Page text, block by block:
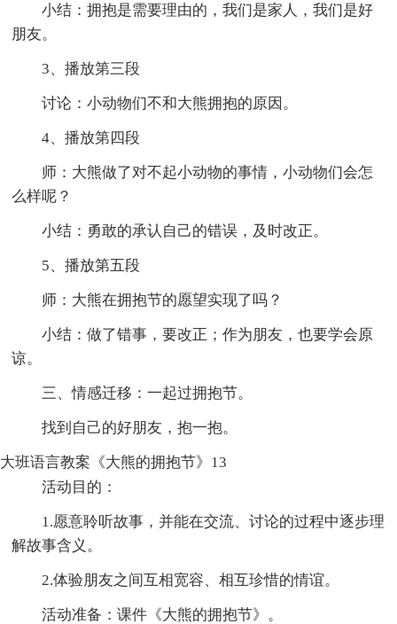
小结：拥抱是需要理由的，我们是家人，我们是好
朋友。
3、播放第三段
讨论：小动物们不和大熊拥抱的原因。
4、播放第四段
师：大熊做了对不起小动物的事情，小动物们会怎
么样呢？
小结：勇敢的承认自己的错误，及时改正。
5、播放第五段
师：大熊在拥抱节的愿望实现了吗？
小结：做了错事，要改正；作为朋友，也要学会原
谅。
三、情感迁移：一起过拥抱节。
找到自己的好朋友，抱一抱。
大班语言教案《大熊的拥抱节》13
活动目的：
1.愿意聆听故事，并能在交流、讨论的过程中逐步理
解故事含义。
2.体验朋友之间互相宽容、相互珍惜的情谊。
活动准备：课件《大熊的拥抱节》。